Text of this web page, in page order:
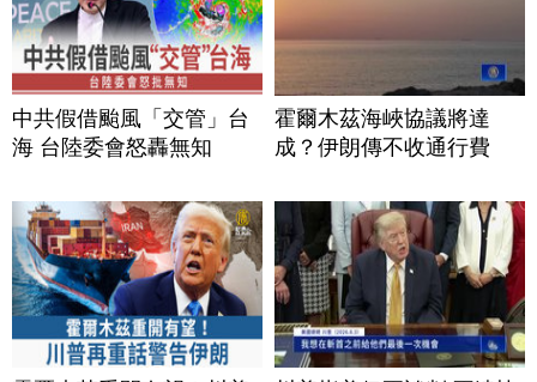
中共假借颱風「交管」台
海 台陸委會怒轟無知
霍爾木茲海峽協議將達
成？伊朗傳不收通行費